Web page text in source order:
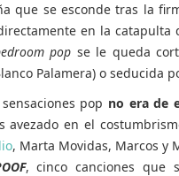
que se esconde tras la
en la catapulta
pop se le queda
Palamera) o seducida
pop no era de
avezado en el
, Marta Movidas, Marcos y
, cinco canciones que